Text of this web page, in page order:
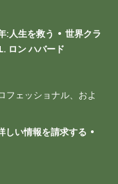
:人生を救う
世界クラ
L. ロン ハバード
フェッショナル、およ
しい情報を請求する